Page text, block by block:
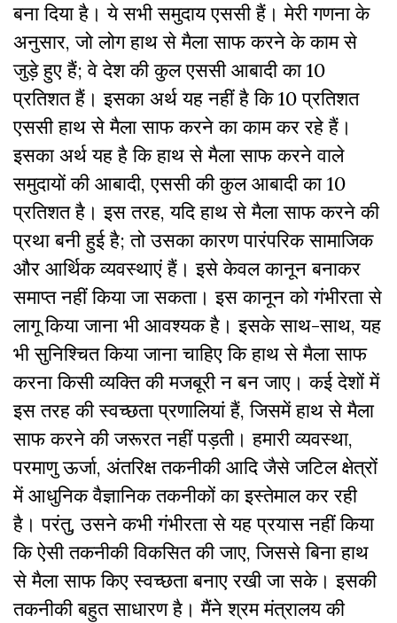
बना दिया है। ये सभी समुदाय एससी हैं। मेरी गणना के
अनुसार, जो लोग हाथ से मैला साफ करने के काम से
जुड़े हुए हैं; वे देश की कुल एससी आबादी का 10
प्रतिशत हैं। इसका अर्थ यह नहीं है कि 10 प्रतिशत
एससी हाथ से मैला साफ करने का काम कर रहे हैं।
इसका अर्थ यह है कि हाथ से मैला साफ करने वाले
समुदायों की आबादी, एससी की कुल आबादी का 10
प्रतिशत है। इस तरह, यदि हाथ से मैला साफ करने की
प्रथा बनी हुई है; तो उसका कारण पारंपरिक सामाजिक
और आर्थिक व्यवस्थाएं हैं। इसे केवल कानून बनाकर
समाप्त नहीं किया जा सकता। इस कानून को गंभीरता से
लागू किया जाना भी आवश्यक है। इसके साथ-साथ, यह
भी सुनिश्चित किया जाना चाहिए कि हाथ से मैला साफ
करना किसी व्यक्ति की मजबूरी न बन जाए। कई देशों में
इस तरह की स्वच्छता प्रणालियां हैं, जिसमें हाथ से मैला
साफ करने की जरूरत नहीं पड़ती। हमारी व्यवस्था,
परमाणु ऊर्जा, अंतरिक्ष तकनीकी आदि जैसे जटिल क्षेत्रों
में आधुनिक वैज्ञानिक तकनीकों का इस्तेमाल कर रही
है। परंतु, उसने कभी गंभीरता से यह प्रयास नहीं किया
कि ऐसी तकनीकी विकसित की जाए, जिससे बिना हाथ
से मैला साफ किए स्वच्छता बनाए रखी जा सके। इसकी
तकनीकी बहुत साधारण है। मैंने श्रम मंत्रालय की